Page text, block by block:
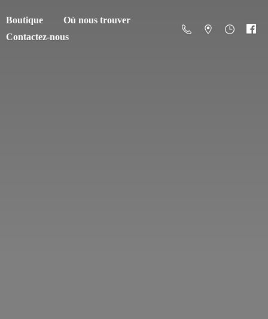
Boutique
Où nous trouver
Contactez-nous